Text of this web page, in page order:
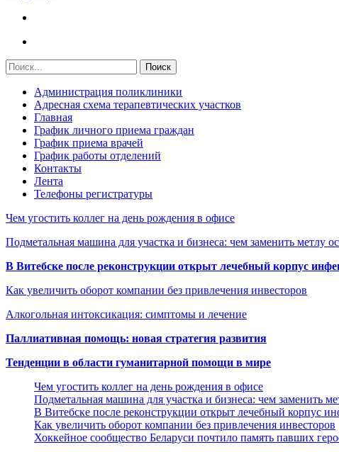
Администрация поликлиники
Адресная схема терапевтических участков
Главная
График личного приема граждан
График приема врачей
График работы отделений
Контакты
Лента
Телефоны регистратуры
Чем угостить коллег на день рождения в офисе
Подметальная машина для участка и бизнеса: чем заменить метлу
В Витебске после реконструкции открыт лечебный корпус
Как увеличить оборот компании без привлечения инвесторов
Алкогольная интоксикация: симптомы и лечение
Паллиативная помощь: новая стратегия развития
Тенденции в области гуманитарной помощи в мире
Чем угостить коллег на день рождения в офисе
Подметальная машина для участка и бизнеса: чем заменить
В Витебске после реконструкции открыт лечебный корпус
Как увеличить оборот компании без привлечения инвесторов
Хоккейное сообщество Беларуси почтило память павших